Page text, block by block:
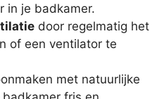
in je badkamer.
door regelmatig het
of een ventilator te
met natuurlijke